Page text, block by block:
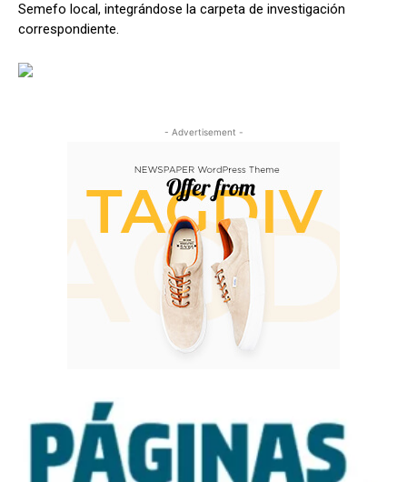
Semefo local, integrándose la carpeta de investigación
correspondiente.
- Advertisement -